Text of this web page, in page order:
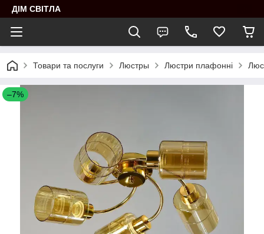
ДІМ СВІТЛА
Товари та послуги Люстры Люстри плафонні
–7%